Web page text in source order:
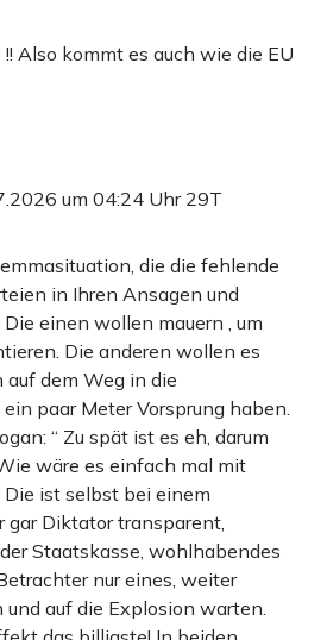
Also kommt es auch wie die EU
um 04:24 Uhr 29T
die die fehlende
in Ihren Ansagen und
einen wollen mauern , um
Die anderen wollen es
dem Weg in die
paar Meter Vorsprung haben.
“ Zu spät ist es eh, darum
wäre es einfach mal mit
ist selbst bei einem
gar Diktator transparent,
Staatskasse, wohlhabendes
nur eines, weiter
und auf die Explosion warten.